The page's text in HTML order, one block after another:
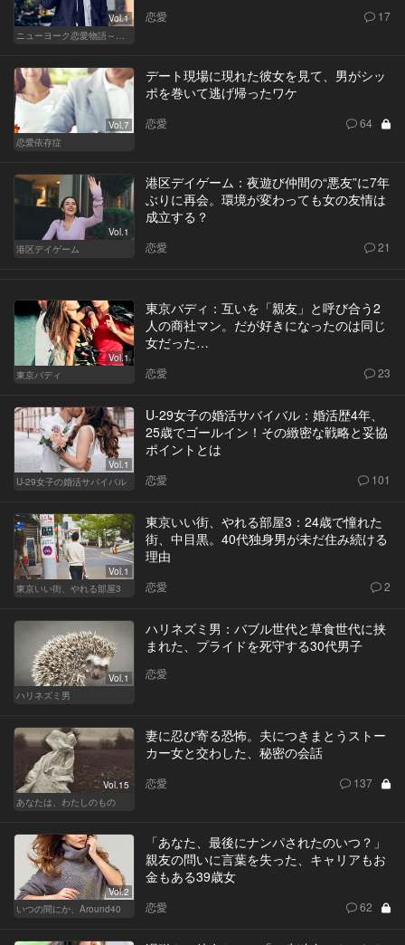
Vol.1
ニューヨーク恋愛物語～商社マン遥斗の場合～
恋愛 17
Vol.7
恋愛依存症
デート現場に現れた彼女を見て、男がシッ
ポを巻いて逃げ帰ったワケ
恋愛 64
Vol.1
港区デイゲーム
港区デイゲーム：夜遊び仲間の“悪友”に7年
ぶりに再会。環境が変わっても女の友情は
成立する？
恋愛 21
Vol.1
東京バディ
東京バディ：互いを「親友」と呼び合う2
人の商社マン。だが好きになったのは同じ
女だった…
恋愛 23
Vol.1
U-29女子の婚活サバイバル
U-29女子の婚活サバイバル：婚活歴4年、
25歳でゴールイン！その緻密な戦略と妥協
ポイントとは
恋愛 101
Vol.1
東京いい街、やれる部屋3
東京いい街、やれる部屋3：24歳で憧れた
街、中目黒。40代独身男が未だ住み続ける
理由
恋愛 2
Vol.1
ハリネズミ男
ハリネズミ男：バブル世代と草食世代に挟
まれた、プライドを死守する30代男子
恋愛
Vol.15
あなたは、わたしのもの
妻に忍び寄る恐怖。夫につきまとうストー
カー女と交わした、秘密の会話
恋愛 137
Vol.2
いつの間にか、Around40
「あなた、最後にナンパされたのいつ？」
親友の問いに言葉を失った、キャリアもお
金もある39歳女
恋愛 62